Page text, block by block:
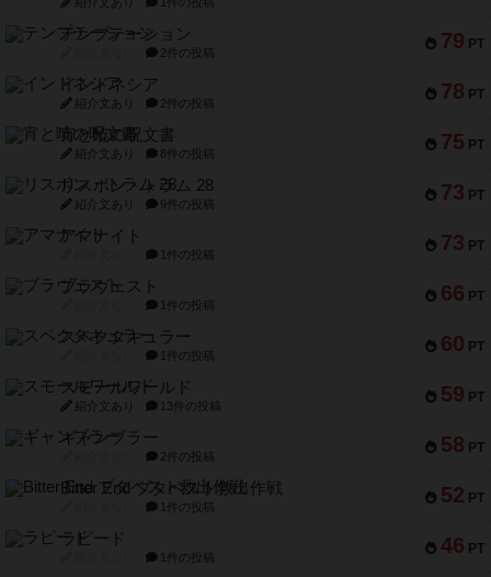
紹介文あり 1件の投稿
79 PT
テンプテーション
2件の投稿
78 PT
インドネシア
紹介文あり 2件の投稿
75 PT
宵と暁の呪文書
紹介文あり 8件の投稿
73 PT
リスボン・トラム 28
紹介文あり 9件の投稿
73 PT
アマナイト
1件の投稿
66 PT
ブラヴェスト
1件の投稿
60 PT
スペクタキュラー
1件の投稿
59 PT
スモールワールド
紹介文あり 13件の投稿
58 PT
ギャンブラー
2件の投稿
52 PT
Bitter End ブタペスト救出作戦
1件の投稿
46 PT
ラピード
1件の投稿